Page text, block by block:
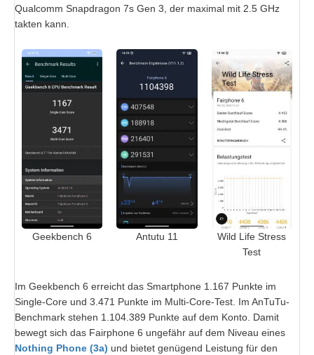
Qualcomm Snapdragon 7s Gen 3, der maximal mit 2.5 GHz
takten kann.
Geekbench 6 Antutu 11
Wild Life Stress
Test
Im Geekbench 6 erreicht das Smartphone 1.167 Punkte im
Single-Core und 3.471 Punkte im Multi-Core-Test. Im AnTuTu-
Benchmark stehen 1.104.389 Punkte auf dem Konto. Damit
bewegt sich das Fairphone 6 ungefähr auf dem Niveau eines
Nothing Phone (3a) und bietet genügend Leistung für den